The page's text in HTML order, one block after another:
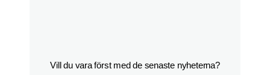
Vill du vara först med de senaste nyheterna?